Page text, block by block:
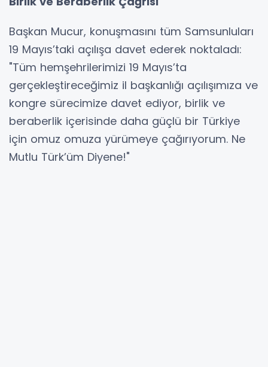
Başkan Mucur, konuşmasını tüm Samsunluları
19 Mayıs’taki açılışa davet ederek noktaladı:
"Tüm hemşehrilerimizi 19 Mayıs’ta
gerçekleştireceğimiz il başkanlığı açılışımıza ve
kongre sürecimize davet ediyor, birlik ve
beraberlik içerisinde daha güçlü bir Türkiye
için omuz omuza yürümeye çağırıyorum. Ne
Mutlu Türk’üm Diyene!"